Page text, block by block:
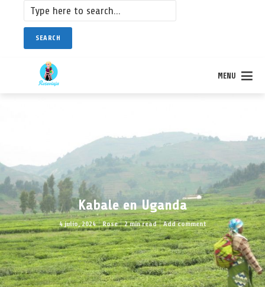
SEARCH
MENU
Kabale en Uganda
4 julio, 2024 Rose 2 min read Add comment